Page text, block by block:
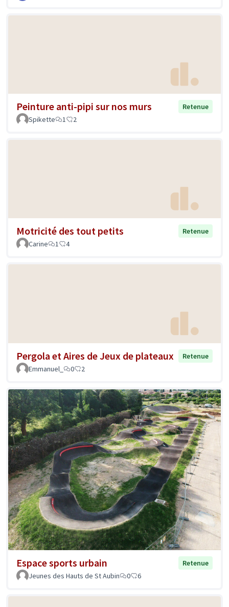
Peinture anti-pipi sur nos murs
Retenue
Spikette
1 2
Motricité des tout petits
Retenue
Carine
1 4
Pergola et Aires de Jeux de plateaux
Retenue
Emmanuel_
0 2
Espace sports urbain
Retenue
Jeunes des Hauts de St Aubin
0 6